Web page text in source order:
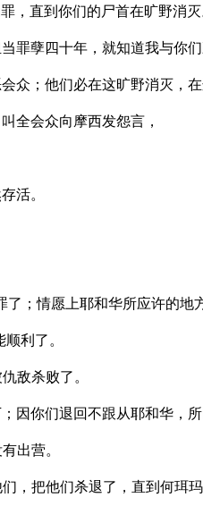
，直到你们的尸首在旷野消灭
罪孽四十年，就知道我与你们
众；他们必在这旷野消灭，在
全会众向摩西发怨言，
活。
；情愿上耶和华所应许的地
利了。
敌杀败了。
因你们退回不跟从耶和华，
出营。
，把他们杀退了，直到何珥玛